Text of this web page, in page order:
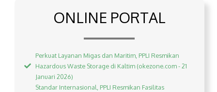
ONLINE PORTAL
Perkuat Layanan Migas dan Maritim, PPLI Resmikan
Hazardous Waste Storage di Kaltim (okezone.com - 21
Januari 2026)
Standar Internasional, PPLI Resmikan Fasilitas